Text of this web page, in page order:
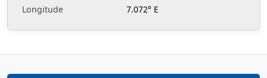
Longitude
7.072° E